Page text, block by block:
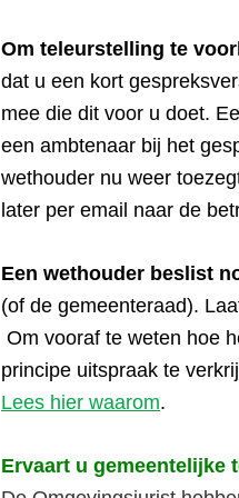
Om teleurstelling te
dat u een kort
mee die dit voor u doet.
een ambtenaar bij het
wethouder nu weer
later per email naar de
Een wethouder beslist
(of de gemeenteraad).
Om vooraf te weten hoe
principe uitspraak te
Lees hier waarom.
Ervaart u gemeentelijke